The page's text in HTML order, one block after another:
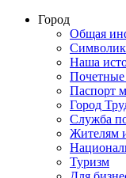
Город
Общая
Наша
Почетные
Паспорт
Город
Служба
Жителям
Туризм